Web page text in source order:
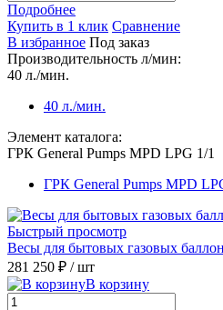
Подробнее
Купить в 1 клик Сравнение
В избранное Под заказ
Производительность л/мин:
40 л./мин.
40 л./мин.
Элемент каталога:
ГРК General Pumps MPD LPG 1/1
ГРК General Pumps MPD
Быстрый просмотр
Весы для бытовых газовых
281 250 ₽ / шт
В корзину